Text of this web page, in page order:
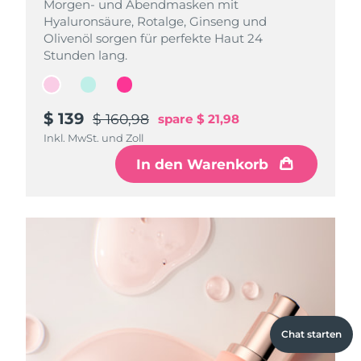
Morgen- und Abendmasken mit
Hyaluronsäure, Rotalge, Ginseng und
Olivenöl sorgen für perfekte Haut 24
Stunden lang.
$ 139 $ 160,98 spare $ 21,98
Inkl. MwSt. und Zoll
In den Warenkorb
Morgen- und Abendmasken mit
Hyaluronsäure, Rotalge, Ginseng und
Olivenöl sorgen für perfekte Haut 24
Stunden lang.
$ 139 $ 160,98 spare $ 21,98
Inkl. MwSt. und Zoll
In den Warenkorb
Morgen- und Abendmasken mit
Hyaluronsäure, Rotalge, Ginseng und
Olivenöl sorgen für perfekte Haut 24
Stunden lang.
$ 139 $ 160,98 spare $ 21,98
Inkl. MwSt. und Zoll
In den Warenkorb
Chat starten